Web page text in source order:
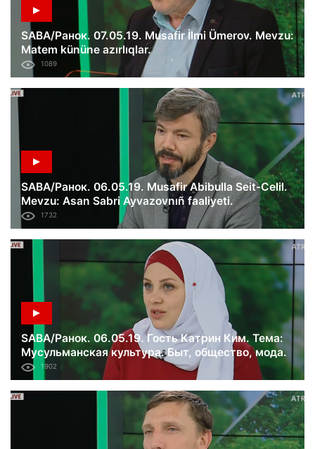
SABA/Ранок. 07.05.19. Musafir İlmi Ümerov. Mevzu:
Matem kününe azırlıqlar.
1089
SABA/Ранок. 06.05.19. Musafir Abibulla Seit-Celil.
Mevzu: Asan Sabri Ayvazovnıñ faaliyeti.
1732
SABA/Ранок. 06.05.19. Гость Катрин Ким. Тема:
Мусульманская культура. Быт, общество, мода.
1902